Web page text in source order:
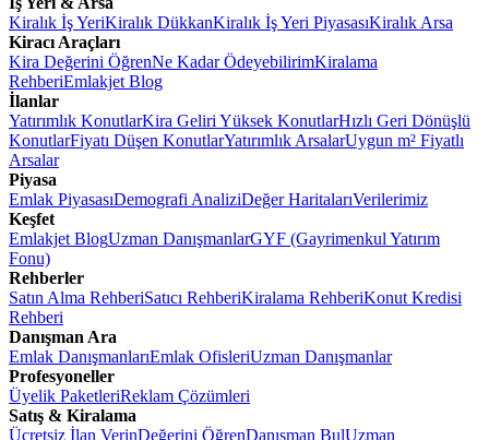
Kiralık İş YeriKiralık DükkanKiralık İş Yeri PiyasasıKiralık Arsa
Kiracı Araçları
Kira Değerini ÖğrenNe Kadar ÖdeyebilirimKiralama
RehberiEmlakjet Blog
İlanlar
Yatırımlık KonutlarKira Geliri Yüksek KonutlarHızlı Geri Dönüşlü
KonutlarFiyatı Düşen KonutlarYatırımlık ArsalarUygun m² Fiyatlı
Arsalar
Piyasa
Emlak PiyasasıDemografi AnaliziDeğer HaritalarıVerilerimiz
Keşfet
Emlakjet BlogUzman DanışmanlarGYF (Gayrimenkul Yatırım
Fonu)
Rehberler
Satın Alma RehberiSatıcı RehberiKiralama RehberiKonut Kredisi
Rehberi
Danışman Ara
Emlak DanışmanlarıEmlak OfisleriUzman Danışmanlar
Profesyoneller
Üyelik PaketleriReklam Çözümleri
Satış & Kiralama
Ücretsiz İlan VerinDeğerini ÖğrenDanışman BulUzman